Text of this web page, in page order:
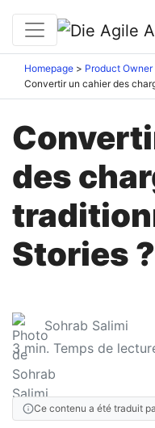
Homepage Product Owner
des
Stories ?
Sohrab Salimi
3min. Temps de
Ce contenu a été traduit